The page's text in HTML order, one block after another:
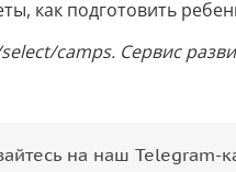
как подготовить
camps. Сервис
на наш Telegram-